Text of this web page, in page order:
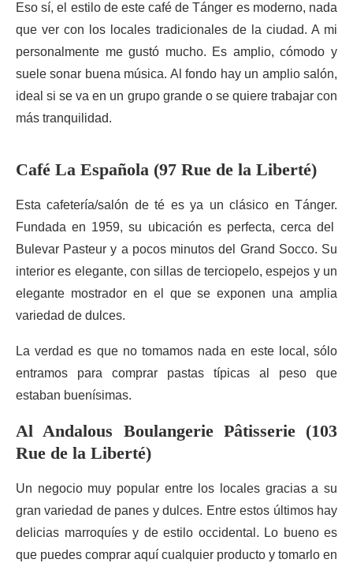
Eso sí, el estilo de este café de Tánger es moderno, nada
que ver con los locales tradicionales de la ciudad. A mi
personalmente me gustó mucho. Es amplio, cómodo y
suele sonar buena música. Al fondo hay un amplio salón,
ideal si se va en un grupo grande o se quiere trabajar con
más tranquilidad.
Café La Española (97 Rue de la Liberté)
Esta cafetería/salón de té es ya un clásico en Tánger.
Fundada en 1959, su ubicación es perfecta, cerca del
Bulevar Pasteur y a pocos minutos del Grand Socco. Su
interior es elegante, con sillas de terciopelo, espejos y un
elegante mostrador en el que se exponen una amplia
variedad de dulces.
La verdad es que no tomamos nada en este local, sólo
entramos para comprar pastas típicas al peso que
estaban buenísimas.
Al Andalous Boulangerie Pâtisserie (103
Rue de la Liberté)
Un negocio muy popular entre los locales gracias a su
gran variedad de panes y dulces. Entre estos últimos hay
delicias marroquíes y de estilo occidental. Lo bueno es
que puedes comprar aquí cualquier producto y tomarlo en